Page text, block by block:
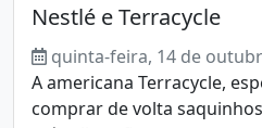
Nestlé e Terracycle
quinta-feira, 14 de
A americana Terracycle,
comprar de volta